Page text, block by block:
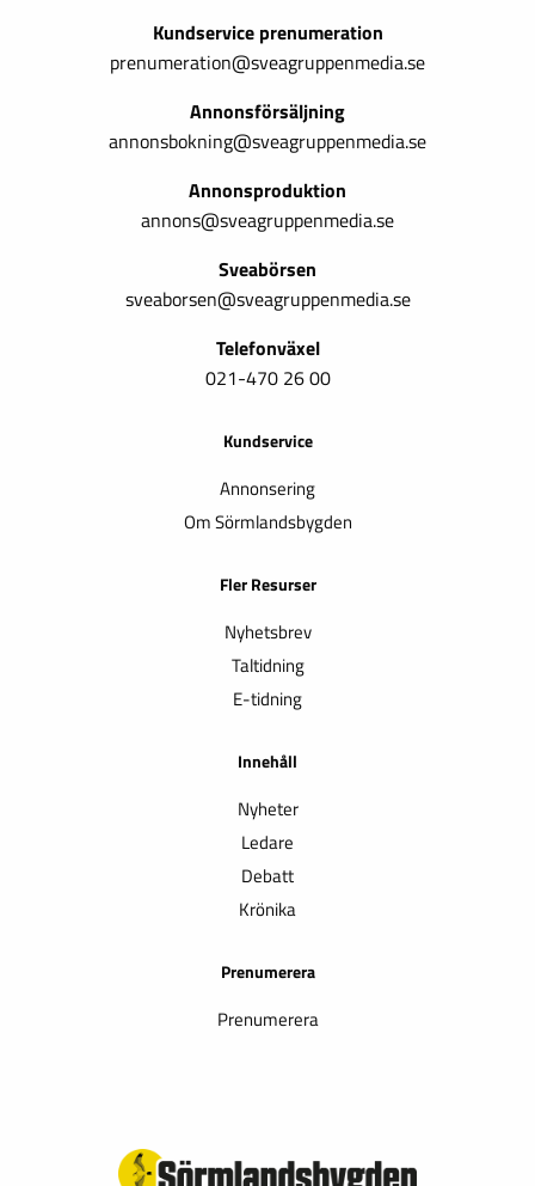
Kundservice prenumeration
prenumeration@sveagruppenmedia.se
Annonsförsäljning
annonsbokning@sveagruppenmedia.se
Annonsproduktion
annons@sveagruppenmedia.se
Sveabörsen
sveaborsen@sveagruppenmedia.se
Telefonväxel
021-470 26 00
Kundservice
Annonsering
Om Sörmlandsbygden
Fler Resurser
Nyhetsbrev
Taltidning
E-tidning
Innehåll
Nyheter
Ledare
Debatt
Krönika
Prenumerera
Prenumerera